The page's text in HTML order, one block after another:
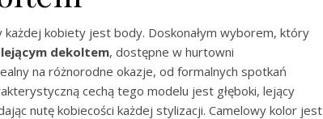
kobiety jest body. Doskonałym wyborem, który
dekoltem, dostępne w hurtowni
na różnorodne okazje, od formalnych spotkań
cechą tego modelu jest głęboki, lejący
nutę kobiecości każdej stylizacji. Camelowy kolor jest